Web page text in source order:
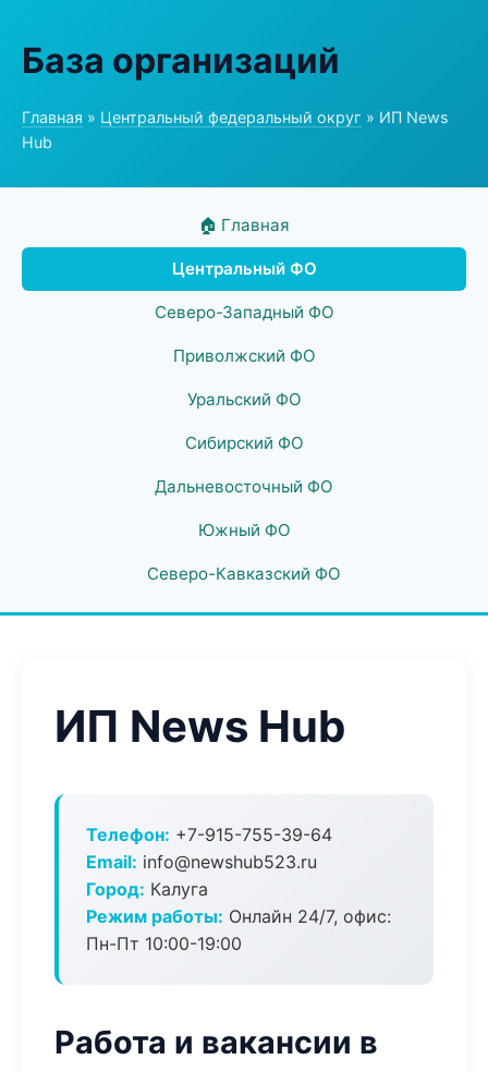
База организаций
Главная » Центральный федеральный округ » ИП News
Hub
🏠 Главная
Центральный ФО
Северо-Западный ФО
Приволжский ФО
Уральский ФО
Сибирский ФО
Дальневосточный ФО
Южный ФО
Северо-Кавказский ФО
ИП News Hub
Телефон: +7-915-755-39-64
Email: info@newshub523.ru
Город: Калуга
Режим работы: Онлайн 24/7, офис:
Пн-Пт 10:00-19:00
Работа и вакансии в